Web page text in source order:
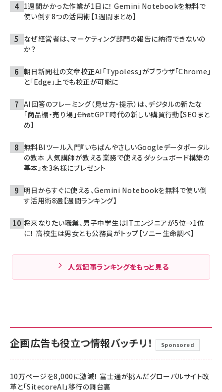
1週間かかった作業が1日に！ Gemini Notebookを無料で
使い倒す8つの活用術【1週間まとめ】
なぜ経営者は、マーケティング部門の報告に納得できないの
か？
朝日新聞社の文章校正AI「Typoless」がブラウザ「Chrome」
と「Edge」上でも校正が可能に
AI回答のフレーミング（見せ方・提示）は、デジタルの新たな
「商品棚・売り場」――ChatGPT時代の新しい購買行動【SEOまと
め】
無料BIツール入門『いちばんやさしいGoogleデータポータル
の教本 人気講師が教える業務で使えるダッシュボード構築の
基本』を3名様にプレゼント
明日からすぐに使える、Gemini Notebookを無料で使い倒
す活用術8選【週間ランキング】
将来なりたい職業、男子中学生はITエンジニアが5位→1位
に！ 高校生は男女とも公務員がトップ【ソニー生命調べ】
人気記事ランキングをもっと見る
企画広告も役立つ情報バッチリ！ Sponsored
10万ページを8,000に激減！ 富士通が挑んだグローバルサイト改
革と「SitecoreAI」移行の舞台裏